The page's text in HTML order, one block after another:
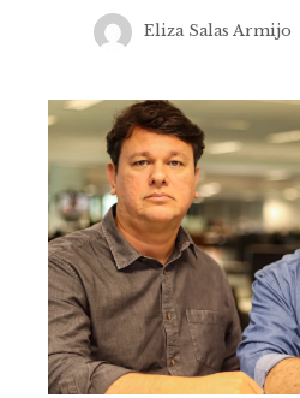
Eliza Salas Armijo